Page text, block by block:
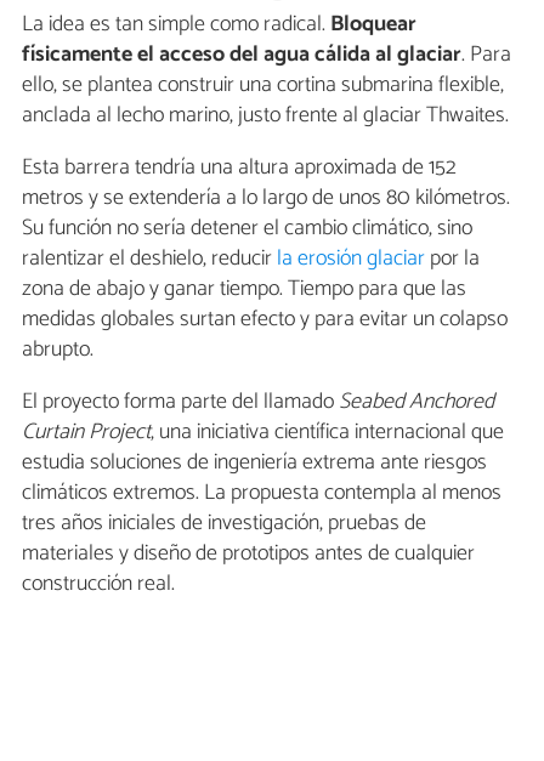
La idea es tan simple como radical. Bloquear
físicamente el acceso del agua cálida al glaciar. Para
ello, se plantea construir una cortina submarina flexible,
anclada al lecho marino, justo frente al glaciar Thwaites.
Esta barrera tendría una altura aproximada de 152
metros y se extendería a lo largo de unos 80 kilómetros.
Su función no sería detener el cambio climático, sino
ralentizar el deshielo, reducirla erosión glaciarpor la
zona de abajo y ganar tiempo. Tiempo para que las
medidas globales surtan efecto y para evitar un colapso
abrupto.
El proyecto forma parte del llamadoSeabed Anchored
Curtain Project, una iniciativa científica internacional que
estudia soluciones de ingeniería extrema ante riesgos
climáticos extremos. La propuesta contempla al menos
tres años iniciales de investigación, pruebas de
materiales y diseño de prototipos antes de cualquier
construcción real.